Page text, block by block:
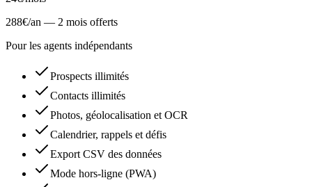
288€/an — 2 mois offerts
Pour les agents indépendants
Prospects illimités
Contacts illimités
Photos, géolocalisation et OCR
Calendrier, rappels et défis
Export CSV des données
Mode hors-ligne (PWA)